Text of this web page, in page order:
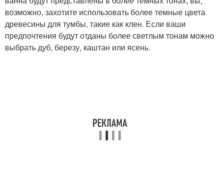
возможно, захотите использовать более темные цвета
древесины для тумбы, такие как клен. Если ваши
предпочтения будут отданы более светлым тонам можно
выбрать дуб, березу, каштан или ясень.